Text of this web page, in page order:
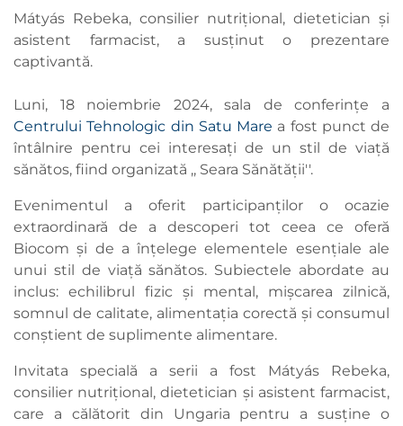
Mátyás Rebeka, consilier nutrițional, dietetician și
asistent farmacist, a susținut o prezentare
captivantă.
Luni, 18 noiembrie 2024, sala de conferințe a
Centrului Tehnologic din Satu Mare a fost punct de
întâlnire pentru cei interesați de un stil de viață
sănătos, fiind organizată ,, Seara Sănătății''.
Evenimentul a oferit participanților o ocazie
extraordinară de a descoperi tot ceea ce oferă
Biocom și de a înțelege elementele esențiale ale
unui stil de viață sănătos. Subiectele abordate au
inclus: echilibrul fizic și mental, mișcarea zilnică,
somnul de calitate, alimentația corectă și consumul
conștient de suplimente alimentare.
Invitata specială a serii a fost Mátyás Rebeka,
consilier nutrițional, dietetician și asistent farmacist,
care a călătorit din Ungaria pentru a susține o